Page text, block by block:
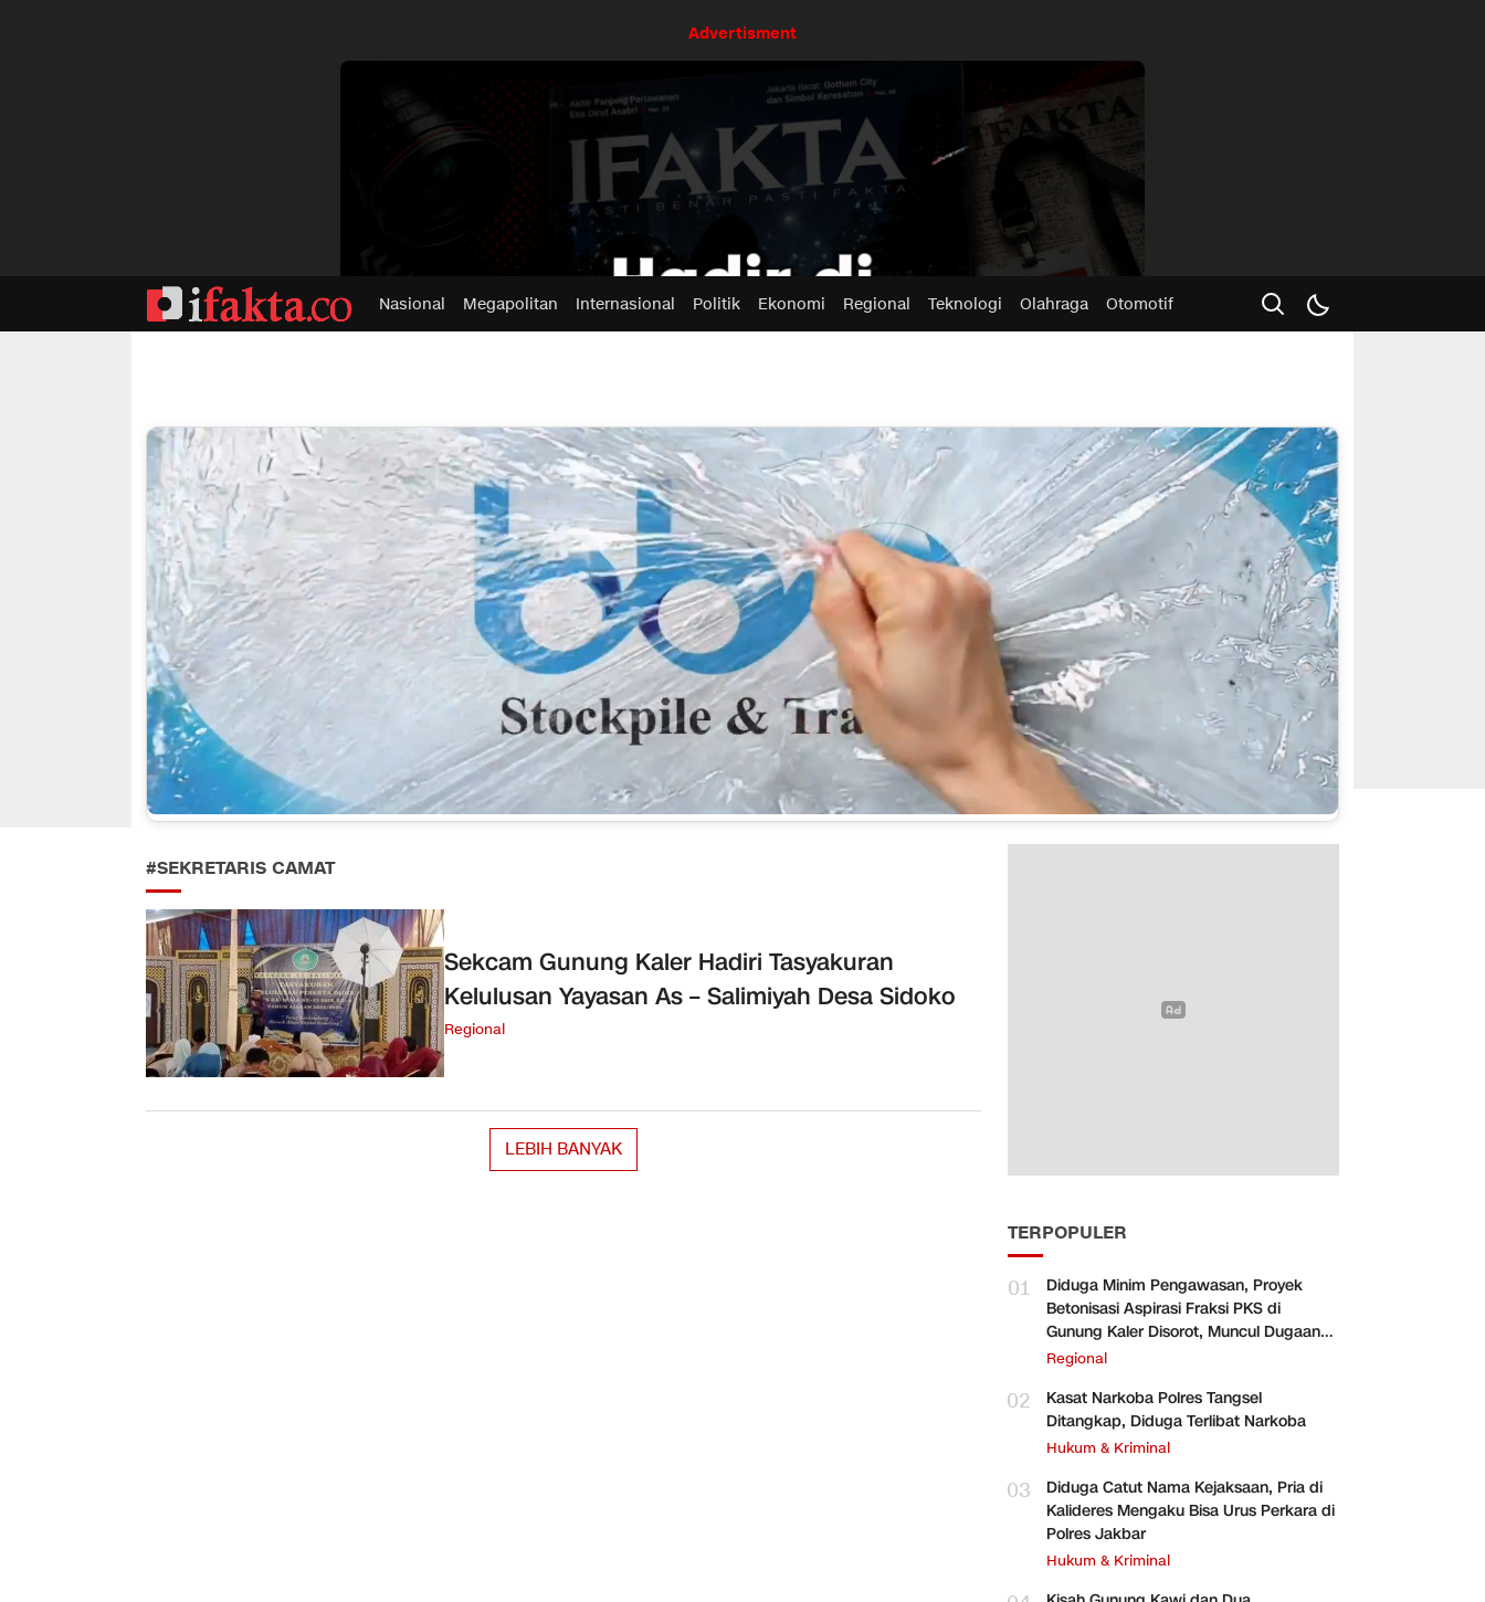
Advertisment
Nasional Megapolitan Internasional Politik Ekonomi Regional Teknologi Olahraga Otomotif
#SEKRETARIS CAMAT
Sekcam Gunung Kaler Hadiri Tasyakuran
Kelulusan Yayasan As – Salimiyah Desa Sidoko
Regional
LEBIH BANYAK
TERPOPULER
01
Diduga Minim Pengawasan, Proyek
Betonisasi Aspirasi Fraksi PKS di
Gunung Kaler Disorot, Muncul Dugaan
Pengurangan Volume
Regional
02
Kasat Narkoba Polres Tangsel
Ditangkap, Diduga Terlibat Narkoba
Hukum & Kriminal
03
Diduga Catut Nama Kejaksaan, Pria di
Kalideres Mengaku Bisa Urus Perkara di
Polres Jakbar
Hukum & Kriminal